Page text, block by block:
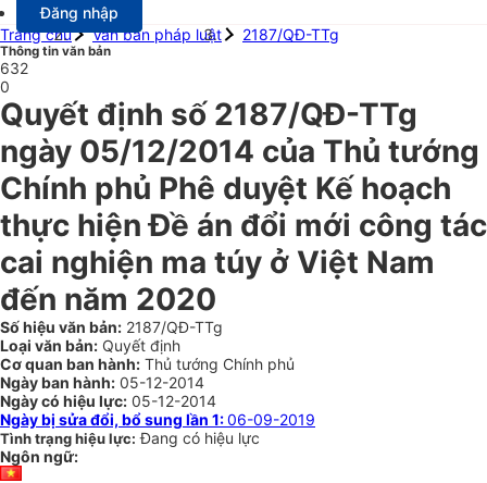
Đăng nhập
Trang chủ
Văn bản pháp luật 2187/QĐ-TTg
Thông tin văn bản
632
0
Quyết định số 2187/QĐ-TTg
ngày 05/12/2014 của Thủ tướng
Chính phủ Phê duyệt Kế hoạch
thực hiện Đề án đổi mới công tác
cai nghiện ma túy ở Việt Nam
đến năm 2020
Số hiệu văn bản: 2187/QĐ-TTg
Loại văn bản: Quyết định
Cơ quan ban hành: Thủ tướng Chính phủ
Ngày ban hành: 05-12-2014
Ngày có hiệu lực: 05-12-2014
Ngày bị sửa đổi, bổ sung lần 1:06-09-2019
Tình trạng hiệu lực: Đang có hiệu lực
Ngôn ngữ: